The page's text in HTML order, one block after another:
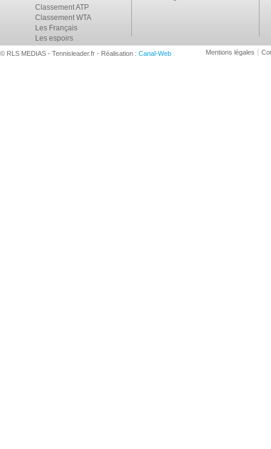
Classement ATP
Classement WTA
Les Français
Les espoirs
© RLS MEDIAS - Tennisleader.fr - Réalisation : Canal-Web Mentions légales